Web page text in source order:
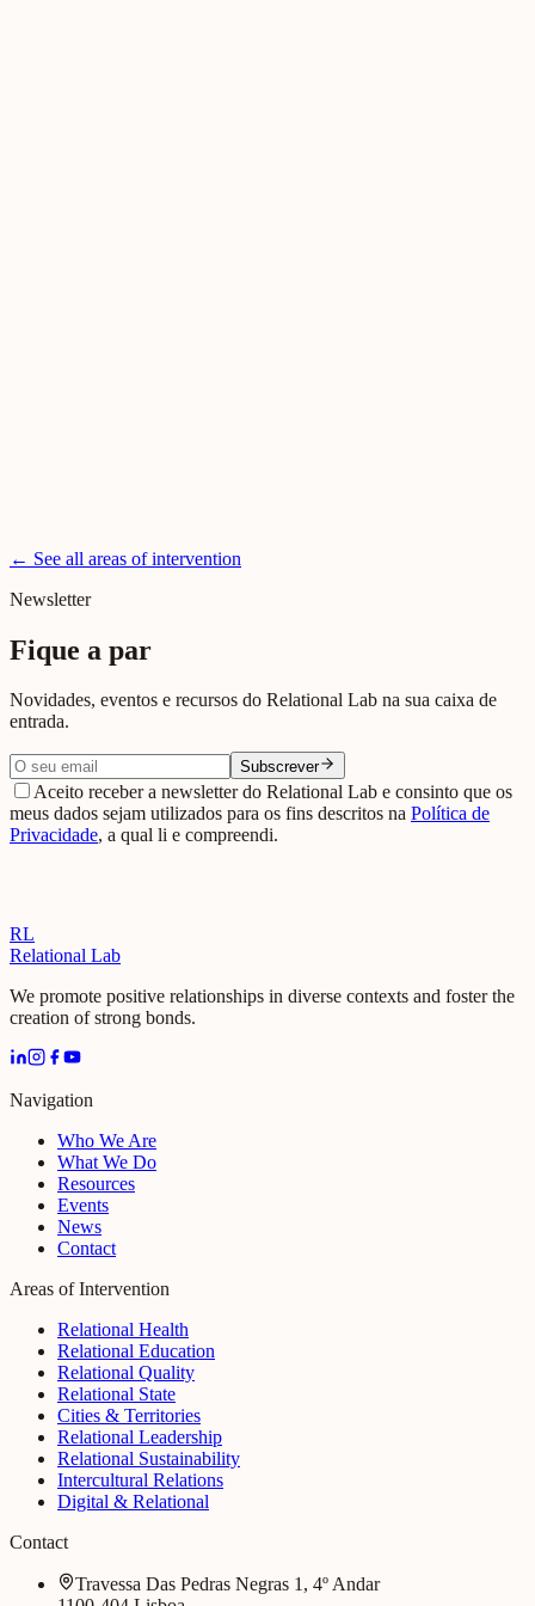
Aceder ao Observatório
← See all areas of intervention
Newsletter
Fique a par
Novidades, eventos e recursos do Relational Lab na sua caixa de
entrada.
Subscrever
Aceito receber a newsletter do Relational Lab e consinto que os
meus dados sejam utilizados para os fins descritos na Política de
Privacidade, a qual li e compreendi.
RL
Relational Lab
We promote positive relationships in diverse contexts and foster the
creation of strong bonds.
Navigation
Who We Are
What We Do
Resources
Events
News
Contact
Areas of Intervention
Relational Health
Relational Education
Relational Quality
Relational State
Cities & Territories
Relational Leadership
Relational Sustainability
Intercultural Relations
Digital & Relational
Contact
Travessa Das Pedras Negras 1, 4º Andar